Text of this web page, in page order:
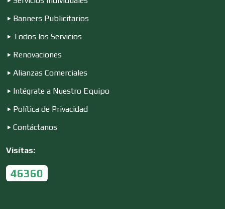
Construcciones en General
Contadores
Control de Plagas
Conversiones Automotrices
Banners Publicitarios
Todos los Servicios
Renovaciones
Alianzas Comerciales
Intégrate a Nuestro Equipo
Política de Privacidad
Contáctanos
Visítas:
46360